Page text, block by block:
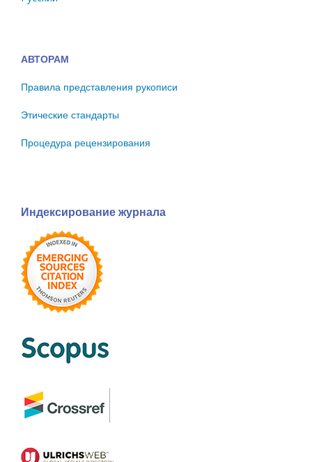
АВТОРАМ
Правила представления рукописи
Этические стандарты
Процедура рецензирования
Индексирование журнала